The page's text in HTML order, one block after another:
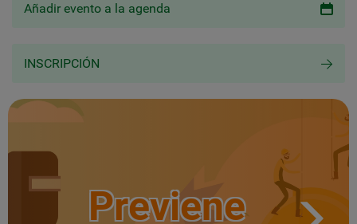
Añadir evento a la agenda
INSCRIPCIÓN
Previene